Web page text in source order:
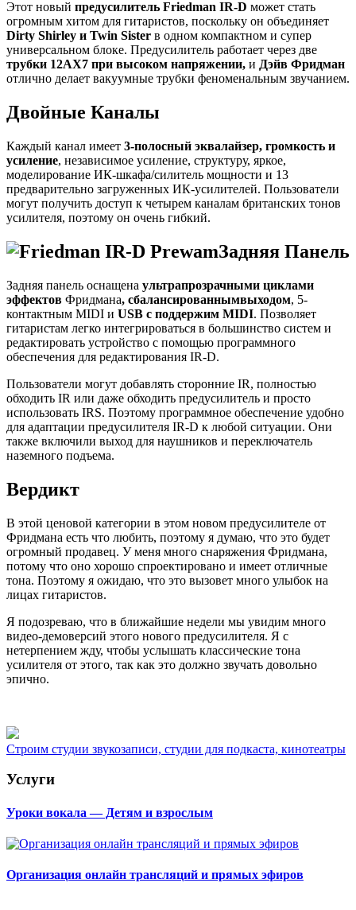
Этот новый предусилитель Friedman IR-D может стать
огромным хитом для гитаристов, поскольку он объединяет
Dirty Shirley и Twin Sister в одном компактном и супер
универсальном блоке. Предусилитель работает через две
трубки 12AX7 при высоком напряжении, и Дэйв Фридман
отлично делает вакуумные трубки феноменальным звучанием.
Двойные Каналы
Каждый канал имеет 3-полосный эквалайзер, громкость и
усиление, независимое усиление, структуру, яркое,
моделирование ИК-шкафа/силитель мощности и 13
предварительно загруженных ИК-усилителей. Пользователи
могут получить доступ к четырем каналам британских тонов
усилителя, поэтому он очень гибкий.
Задняя Панель
Задняя панель оснащена ультрапрозрачными циклами
эффектов Фридмана, сбалансированнымвыходом, 5-
контактным MIDI и USB с поддержим MIDI. Позволяет
гитаристам легко интегрироваться в большинство систем и
редактировать устройство с помощью программного
обеспечения для редактирования IR-D.
Пользователи могут добавлять сторонние IR, полностью
обходить IR или даже обходить предусилитель и просто
использовать IRS. Поэтому программное обеспечение удобно
для адаптации предусилителя IR-D к любой ситуации. Они
также включили выход для наушников и переключатель
наземного подъема.
Вердикт
В этой ценовой категории в этом новом предусилителе от
Фридмана есть что любить, поэтому я думаю, что это будет
огромный продавец. У меня много снаряжения Фридмана,
потому что оно хорошо спроектировано и имеет отличные
тона. Поэтому я ожидаю, что это вызовет много улыбок на
лицах гитаристов.
Я подозреваю, что в ближайшие недели мы увидим много
видео-демоверсий этого нового предусилителя. Я с
нетерпением жду, чтобы услышать классические тона
усилителя от этого, так как это должно звучать довольно
эпично.
Строим студии звукозаписи, студии для подкаста, кинотеатры
Услуги
Уроки вокала — Детям и взрослым
Организация онлайн трансляций и прямых эфиров